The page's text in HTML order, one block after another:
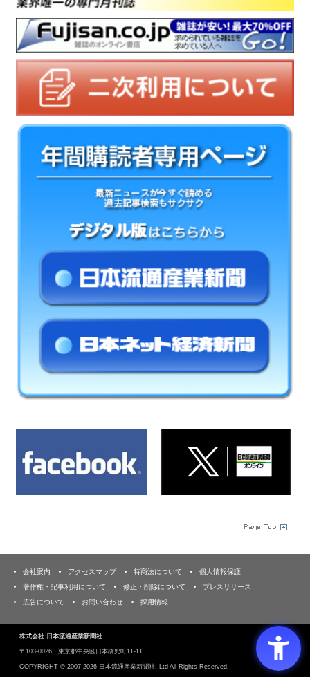
会社案内 アクセスマップ 特商法について
個人情報保護
著作権・記事利用について
修正・削除について
プレスリリース
広告について
お問い合わせ 採用情報
株式会社 日本流通産業新聞社
〒103‐0026 東京都中央区日本橋兜町11-11
COPYRIGHT © 2007-2026 日本流通産業新聞社, Ltd All Rights Reserved.